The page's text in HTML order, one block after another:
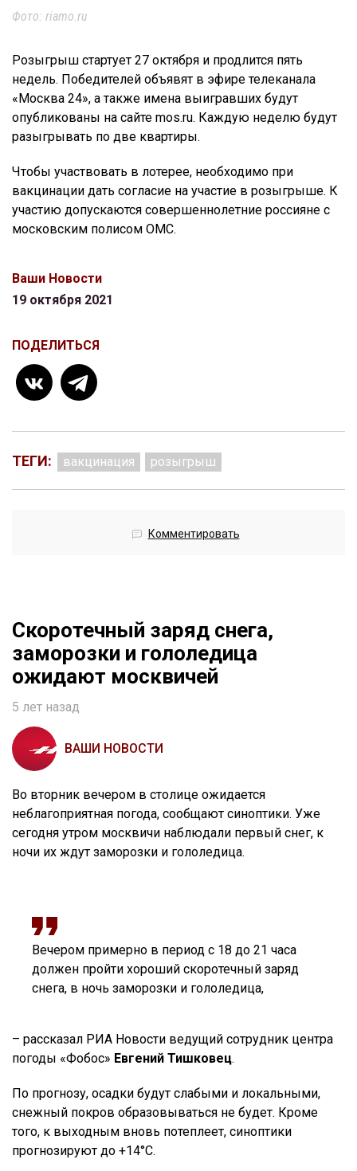
Фото: riamo.ru
Розыгрыш стартует 27 октября и продлится пять
недель. Победителей объявят в эфире телеканала
«Москва 24», а также имена выигравших будут
опубликованы на сайте mos.ru. Каждую неделю будут
разыгрывать по две квартиры.
Чтобы участвовать в лотерее, необходимо при
вакцинации дать согласие на участие в розыгрыше. К
участию допускаются совершеннолетние россияне с
московским полисом ОМС.
Ваши Новости
19 октября 2021
ПОДЕЛИТЬСЯ
ТЕГИ: вакцинация розыгрыш
Комментировать
Скоротечный заряд снега,
заморозки и гололедица
ожидают москвичей
5 лет назад
ВАШИ НОВОСТИ
Во вторник вечером в столице ожидается
неблагоприятная погода, сообщают синоптики. Уже
сегодня утром москвичи наблюдали первый снег, к
ночи их ждут заморозки и гололедица.
Вечером примерно в период с 18 до 21 часа
должен пройти хороший скоротечный заряд
снега, в ночь заморозки и гололедица,
– рассказал РИА Новости ведущий сотрудник центра
погоды «Фобос» Евгений Тишковец.
По прогнозу, осадки будут слабыми и локальными,
снежный покров образовываться не будет. Кроме
того, к выходным вновь потеплеет, синоптики
прогнозируют до +14°С.